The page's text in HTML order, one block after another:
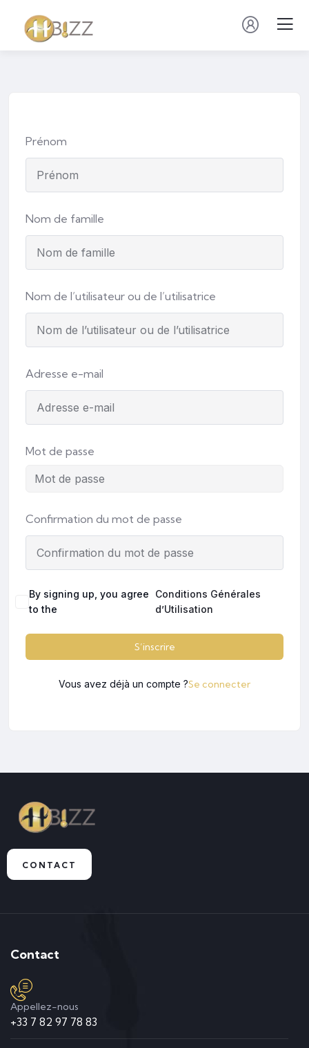
Prénom
Nom de famille
Nom de l’utilisateur ou de l’utilisatrice
Adresse e-mail
Mot de passe
Confirmation du mot de passe
By signing up, you agree
to the
Conditions Générales
d’Utilisation
S’inscrire
Vous avez déjà un compte ?Se connecter
CONTACT
Contact
Appellez-nous
+33 7 82 97 78 83